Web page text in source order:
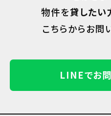
物件を貸したい
こちらからお問
LINEでお